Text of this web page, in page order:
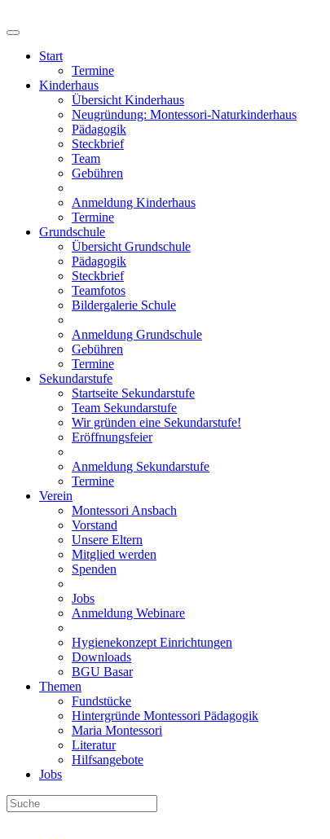
Start
Termine
Kinderhaus
Übersicht Kinderhaus
Neugründung: Montessori-Naturkinderhaus
Pädagogik
Steckbrief
Team
Gebühren
Anmeldung Kinderhaus
Termine
Grundschule
Übersicht Grundschule
Pädagogik
Steckbrief
Teamfotos
Bildergalerie Schule
Anmeldung Grundschule
Gebühren
Termine
Sekundarstufe
Startseite Sekundarstufe
Team Sekundarstufe
Wir gründen eine Sekundarstufe!
Eröffnungsfeier
Anmeldung Sekundarstufe
Termine
Verein
Montessori Ansbach
Vorstand
Unsere Eltern
Mitglied werden
Spenden
Jobs
Anmeldung Webinare
Hygienekonzept Einrichtungen
Downloads
BGU Basar
Themen
Fundstücke
Hintergründe Montessori Pädagogik
Maria Montessori
Literatur
Hilfsangebote
Jobs